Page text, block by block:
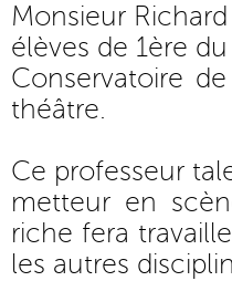
Monsieur
élèves de 1ère
Conservatoire
théâtre.
Ce professeur
metteur en
riche fera
les autres